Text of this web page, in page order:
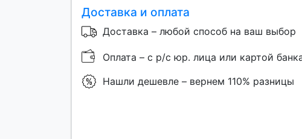
Доставка и оплата
Доставка – любой способ на ваш выбор
Оплата – с р/с юр. лица или картой
Нашли дешевле – вернем 110% разницы